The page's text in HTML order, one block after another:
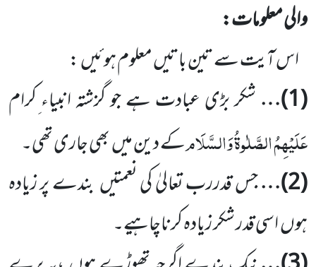
والی معلومات:
اس آیت سے تین باتیں معلوم ہوئیں:
(
1
)…شکر بڑی عبادت ہے جو گزشتہ انبیاء ِکرام
عَلَیْہِمُ الصَّلٰوۃُ وَالسَّلَامکے دین میںبھی جاری تھی۔
(
2
)…جس قدررب تعالیٰ کی نعمتیںبندے پر زیادہ
ہوںاسی قدر شکر زیادہ کرناچاہیے۔